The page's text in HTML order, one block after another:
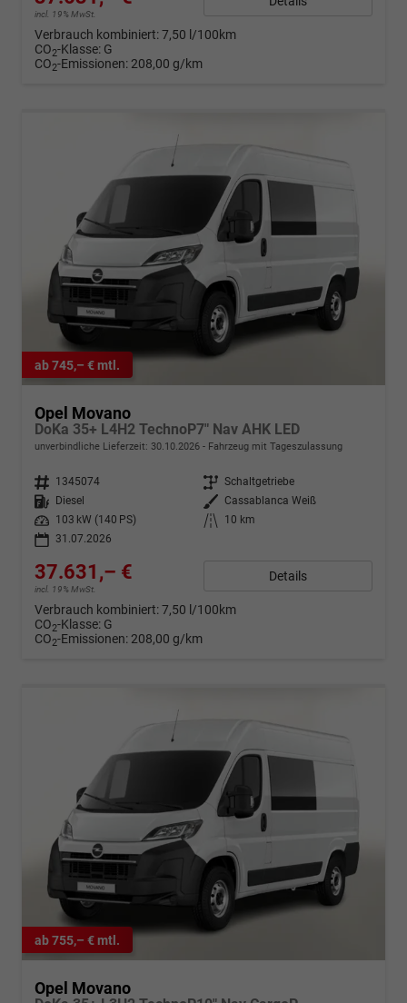
incl. 19% MwSt.
Verbrauch kombiniert:7,50 l/100km
CO2-Klasse: G
CO2-Emissionen: 208,00 g/km
ab 745,– € mtl.
Opel Movano
DoKa 35+ L4H2 TechnoP7" Nav AHK LED
unverbindliche Lieferzeit: 30.10.2026 Fahrzeug mit Tageszulassung
Fahrzeugnr. 1345074 Getriebe Schaltgetriebe
Kraftstoff
Diesel Außenfarbe Cassablanca Weiß
Leistung
103 kW (140 PS) Kilometerstand
10 km
31.07.2026
37.631,– €
incl. 19% MwSt.
Details
Verbrauch kombiniert:7,50 l/100km
CO2-Klasse: G
CO2-Emissionen: 208,00 g/km
ab 755,– € mtl.
Opel Movano